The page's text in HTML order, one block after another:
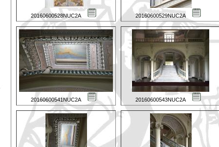
20160600528NUC2A 20160600529NUC2A
20160600541NUC2A 20160600543NUC2A